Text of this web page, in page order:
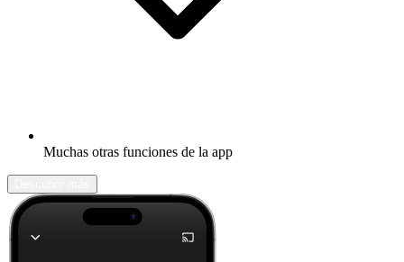
Muchas otras funciones de la app